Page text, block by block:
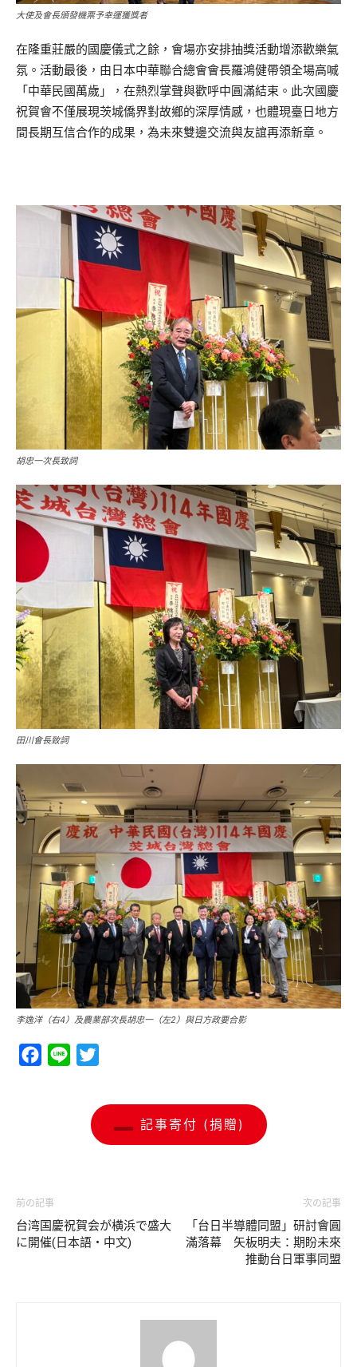
大使及會長頒發機票予幸運獲獎者
在隆重莊嚴的國慶儀式之餘，會場亦安排抽獎活動增添歡樂氣
氛。活動最後，由日本中華聯合總會會長羅鴻健帶領全場高喊
「中華民國萬歲」，在熱烈掌聲與歡呼中圓滿結束。此次國慶
祝賀會不僅展現茨城僑界對故鄉的深厚情感，也體現臺日地方
間長期互信合作的成果，為未來雙邊交流與友誼再添新章。
胡忠一次長致詞
田川會長致詞
李逸洋（右4）及農業部次長胡忠一（左2）與日方政要合影
Facebook
Line
記事寄付 (捐贈)
前の記事
台湾国慶祝賀会が横浜で盛大
に開催(日本語・中文)
次の記事
「台日半導體同盟」研討會圓
滿落幕 矢板明夫：期盼未來
推動台日軍事同盟